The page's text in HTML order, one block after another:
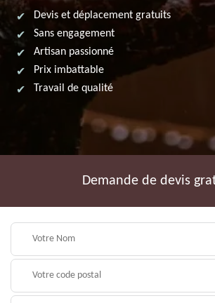
Devis et déplacement gratuits
Sans engagement
Artisan passionné
Prix imbattable
Travail de qualité
Demande de devis